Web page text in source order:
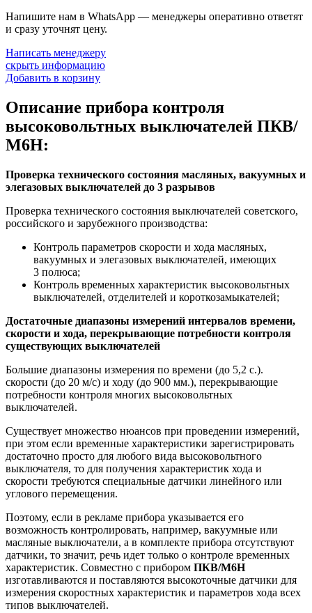
Напишите нам в WhatsApp — менеджеры оперативно ответят
и сразу уточнят цену.
Написать менеджеру
скрыть информацию
Добавить в корзину
Описание прибора контроля
высоковольтных выключателей ПКВ/
М6Н:
Проверка технического состояния масляных, вакуумных и
элегазовых выключателей до 3 разрывов
Проверка технического состояния выключателей советского,
российского и зарубежного производства:
Контроль параметров скорости и хода масляных,
вакуумных и элегазовых выключателей, имеющих
3 полюса;
Контроль временных характеристик высоковольтных
выключателей, отделителей и короткозамыкателей;
Достаточные диапазоны измерений интервалов времени,
скорости и хода, перекрывающие потребности контроля
существующих выключателей
Большие диапазоны измерения по времени (до 5,2 с.).
скорости (до 20 м/с) и ходу (до 900 мм.), перекрывающие
потребности контроля многих высоковольтных
выключателей.
Существует множество нюансов при проведении измерений,
при этом если временные характеристики зарегистрировать
достаточно просто для любого вида высоковольтного
выключателя, то для получения характеристик хода и
скорости требуются специальные датчики линейного или
углового перемещения.
Поэтому, если в рекламе прибора указывается его
возможность контролировать, например, вакуумные или
масляные выключатели, а в комплекте прибора отсутствуют
датчики, то значит, речь идет только о контроле временных
характеристик. Совместно с прибором ПКВ/М6Н
изготавливаются и поставляются высокоточные датчики для
измерения скоростных характеристик и параметров хода всех
типов выключателей.